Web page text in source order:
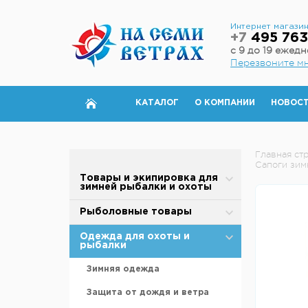
Интернет магазин
+7 495
с 9 до 19
Перезвоните
КАТАЛОГ О КОМПАНИИ
Товары и экипировка для
зимней рыбалки и охоты
Палатки для зимней рыбалки
Полы для зимней палатки
Аксессуары для палаток
Рыболовные товары
Блесны
Вертлюжки, застежки,
карабины
Воблеры
Одежда для охоты и
рыбалки
Зимняя одежда
Защита от дождя и ветра
Главная
Сапоги